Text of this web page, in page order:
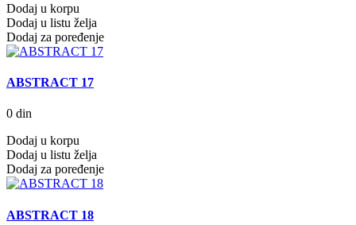
Dodaj u korpu
Dodaj u listu želja
Dodaj za poređenje
ABSTRACT 17
0 din
Dodaj u korpu
Dodaj u listu želja
Dodaj za poređenje
ABSTRACT 18